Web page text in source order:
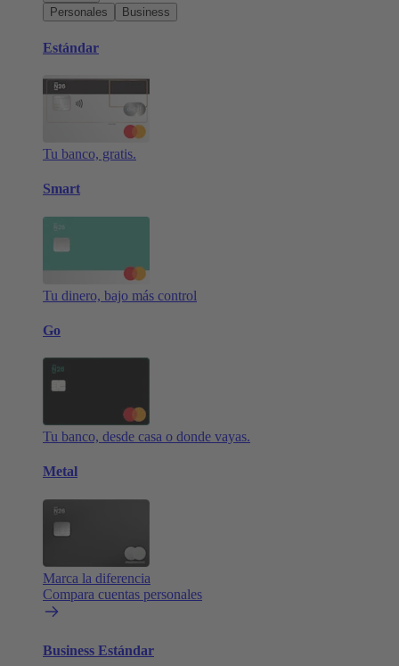
Personales
Business
Estándar
Tu banco, gratis.
Smart
Tu dinero, bajo más control
Go
Tu banco, desde casa o donde vayas.
Metal
Marca la diferencia
Compara cuentas personales
Business Estándar